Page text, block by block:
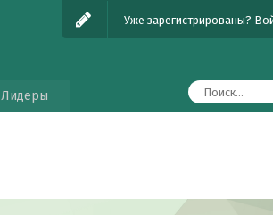
Уже зарегистрированы?
Лидеры